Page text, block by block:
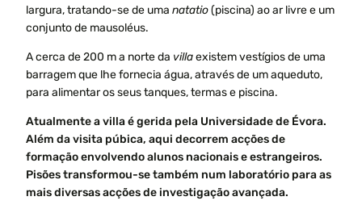
largura, tratando-se de umanatatio(piscina) ao ar livre e um
conjunto de mausoléus.
A cerca de 200 m a norte da villaexistem vestígios de uma
barragem que lhe fornecia água, através de um aqueduto,
para alimentar os seus tanques, termas e piscina.
Atualmente a villa é gerida pela Universidade de Évora.
Além da visita púbica, aqui decorrem acções de
formação envolvendo alunos nacionais e estrangeiros.
Pisões transformou-se também num laboratório para as
mais diversas acções de investigação avançada.